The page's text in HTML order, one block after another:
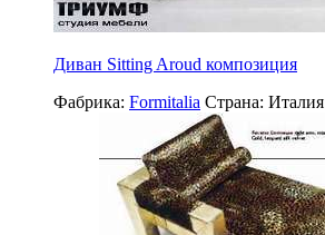
Диван Sitting Aroud композиция
Фабрика: Formitalia Страна: Италия